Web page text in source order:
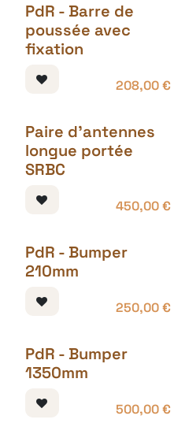
PdR - Barre de
poussée avec
fixation
208,00€
Paire d'antennes
longue portée
SRBC
450,00€
PdR - Bumper
210mm
250,00€
PdR - Bumper
1350mm
500,00€